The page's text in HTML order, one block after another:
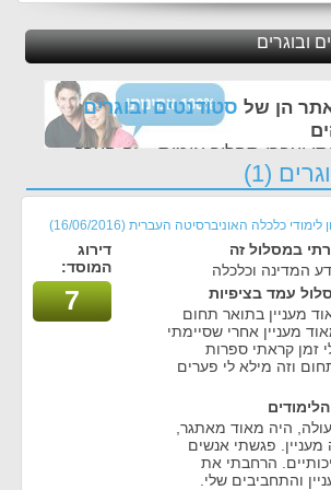
ובוגרים
הן של סטודנטים ובוגרים
ועברו תהליך אימות - זה הערך
באתר(1)
לימודי כלכלה האוניברסיטה העברית (16/06/2016)
במסלול זה
המדינה וכלכלה
עמד בציפיות
מעניין בתואר תחום
מעניין אחרי שסיימתי
זמן קראתי ספרות
וזה מילא לי פערים
היה מאוד מאתגר,
מעניין. פגשתי אנשים
הרחבתי את
והתחביבים שלי.
דירוג
המוסד:
7